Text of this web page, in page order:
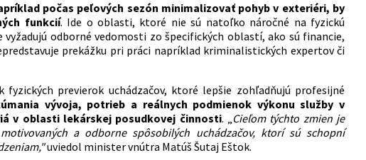
počas peľových sezón minimalizovať pohyb v exteriéri, by
funkcií. Ide o oblasti, ktoré nie sú natoľko náročné na fyzickú
odborné vedomosti zo špecifických oblastí, ako sú financie,
prekážku pri práci napríklad kriminalistických expertov či
previerok uchádzačov, ktoré lepšie zohľadňujú profesijné
vývoja, potrieb a reálnych podmienok výkonu služby v
v oblasti lekárskej posudkovej činnosti. „Cieľom týchto zmien je
a odborne spôsobilých uchádzačov, ktorí sú schopní
uviedol minister vnútra Matúš Šutaj Eštok.